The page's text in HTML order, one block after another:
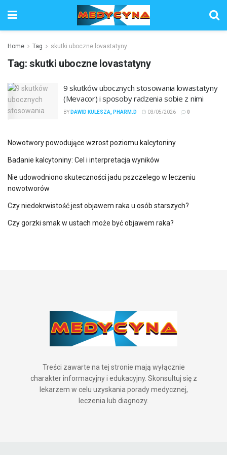
Home Tag skutki uboczne lovastatyny
Tag: skutki uboczne lovastatyny
9 skutków ubocznych stosowania lowastatyny
(Mevacor) i sposoby radzenia sobie z nimi
BY DAWID KULESZA, PHARM.D 03/05/2026 0
Nowotwory powodujące wzrost poziomu kalcytoniny
Badanie kalcytoniny: Cel i interpretacja wyników
Nie udowodniono skuteczności jadu pszczelego w leczeniu
nowotworów
Czy niedokrwistość jest objawem raka u osób starszych?
Czy gorzki smak w ustach może być objawem raka?
Treści zawarte na tej stronie mają wyłącznie
charakter informacyjny i edukacyjny. Skonsultuj się z
lekarzem w celu uzyskania porady medycznej,
leczenia lub diagnozy.